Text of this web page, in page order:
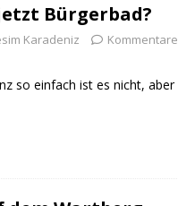
Bürgerbad?
Karadeniz
Kommentare
so einfach ist es nicht, aber